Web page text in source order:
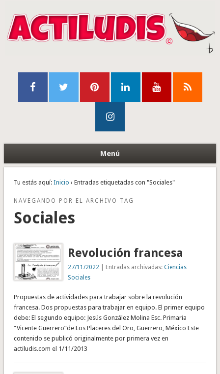
Menú
Tu estás aquí: Inicio › Entradas etiquetadas con "Sociales"
NAVEGANDO POR EL ARCHIVO TAG
Sociales
Revolución francesa
27/11/2022 | Entradas archivadas:Ciencias
Sociales
Propuestas de actividades para trabajar sobre la revolución
francesa. Dos propuestas para trabajar en equipo. El primer equipo
debe: El segundo equipo: Jesús González Molina Esc. Primaria
“Vicente Guerrero”de Los Placeres del Oro, Guerrero, México Este
contenido se publicó originalmente por primera vez en
actiludis.com el 1/11/2013